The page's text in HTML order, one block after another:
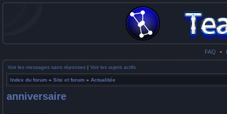
FAQ •
Voir les messages sans réponses | Voir les sujets actifs
Index du forum » Site et forum » Actualitée
anniversaire